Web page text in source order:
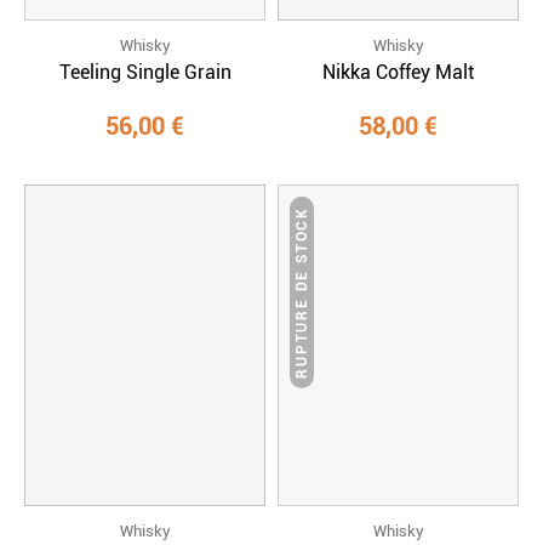
Whisky
Teeling Single Grain
56,00 €
Whisky
Nikka Coffey Malt
58,00 €
Whisky
RUPTURE DE STOCK
Whisky